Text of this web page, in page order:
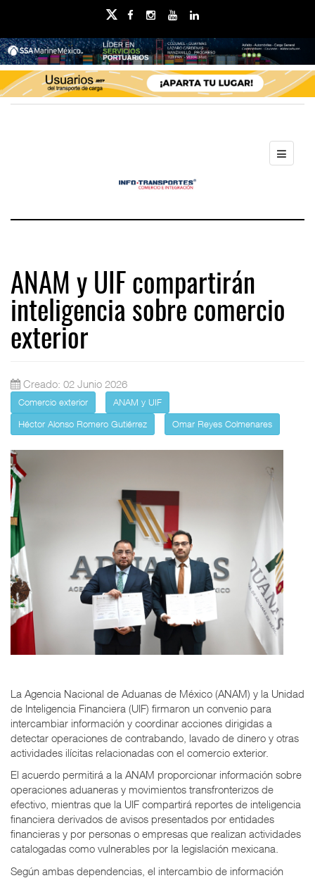
ANAM y UIF compartirán
inteligencia sobre comercio
exterior
Creado: 02 Junio 2026
Comercio exterior
ANAM y UIF
Héctor Alonso Romero Gutiérrez
Omar Reyes Colmenares
La Agencia Nacional de Aduanas de México (ANAM) y la Unidad
de Inteligencia Financiera (UIF) firmaron un convenio para
intercambiar información y coordinar acciones dirigidas a
detectar operaciones de contrabando, lavado de dinero y otras
actividades ilícitas relacionadas con el comercio exterior.
El acuerdo permitirá a la ANAM proporcionar información sobre
operaciones aduaneras y movimientos transfronterizos de
efectivo, mientras que la UIF compartirá reportes de inteligencia
financiera derivados de avisos presentados por entidades
financieras y por personas o empresas que realizan actividades
catalogadas como vulnerables por la legislación mexicana.
Según ambas dependencias, el intercambio de información